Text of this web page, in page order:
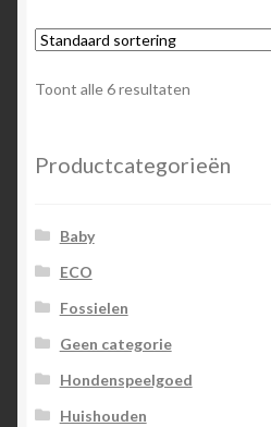
Toont alle 6 resultaten
Productcategorieën
Baby
ECO
Fossielen
Geen categorie
Hondenspeelgoed
Huishouden